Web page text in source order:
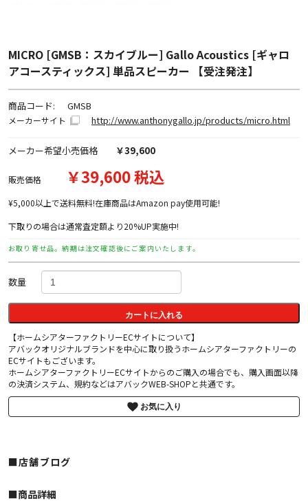
MICRO [GMSB：スカイブルー] Gallo Acoustics [ギャロ
アコースティックス] 単品スピーカー 【受注発注】
商品コード: GMSB
メーカーサイト http://www.anthonygallo.jp/products/micro.html
メーカー希望小売価格 ￥39,600
販売価格 ￥39,600 税込
¥5,000以上で送料無料!在庫商品はAmazon pay使用可能!
下取りの場合は通常査定額より20%UP実施中!
お取り寄せ品。納期は注文確認後にご案内いたします。
数量
カートに入れる
【ホームシアターファクトリーECサイトについて】
アバックオリジナルブランドを中心に取り扱うホームシアターファクトリーの
ECサイトもございます。
ホームシアターファクトリーECサイトからのご購入の場合でも、購入画面以降
の決済システム、規約などはアバックWEB-SHOPと共通です。
お気に入り
■店舗ブログ
■︎商品詳細